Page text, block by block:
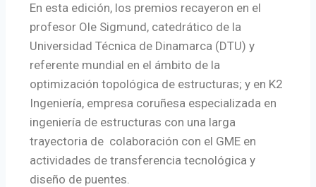
En esta edición, los premios recayeron en el
profesor Ole Sigmund, catedrático de la
Universidad Técnica de Dinamarca (DTU) y
referente mundial en el ámbito de la
optimización topológica de estructuras; y en K2
Ingeniería, empresa coruñesa especializada en
ingeniería de estructuras con una larga
trayectoria de colaboración con el GME en
actividades de transferencia tecnológica y
diseño de puentes.